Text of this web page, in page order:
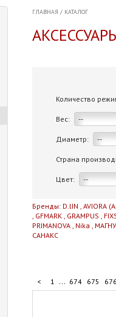
ГЛАВНАЯ / КАТАЛОГ
Количество
Вес: --
Диаметр: --
Страна
Цвет: --
Бренды: D.lIN , AVIORA
, GFMARK , GRAMPUS ,
PRIMANOVA , Nika ,
САНАКС
< 1 ... 674 675 676